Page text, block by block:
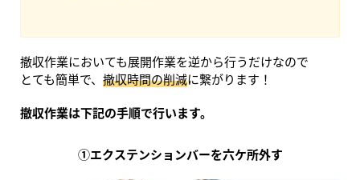
撤収作業においても展開作業を逆から行うだけなので
とても簡単で、 撤収時間の削減に繋がります！
撤収作業は下記の手順で行います。
①エクステンションバーを六ケ所外す